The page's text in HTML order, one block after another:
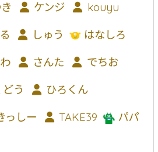
ケンジ kouyu
しゅう はなしろ
さんた でちお
う ひろくん
っしー TAKE39 パパ